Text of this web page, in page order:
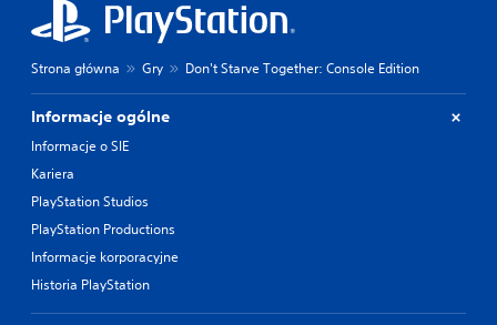
Strona główna Gry Don't Starve Together: Console Edition
Informacje ogólne
Informacje o SIE
Kariera
PlayStation Studios
PlayStation Productions
Informacje korporacyjne
Historia PlayStation